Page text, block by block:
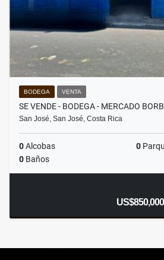
BODEGA VENTA
SE VENDE - BODEGA - MERCADO
San José, San José, Costa Rica
0Alcobas 0
0 Baños
US$850,000